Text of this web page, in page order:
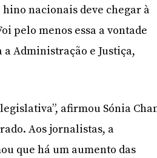
nacionais deve chegar à
pelo menos essa a vontade
Administração e Justiça,
afirmou Sónia
Aos jornalistas, a
que há um aumento das